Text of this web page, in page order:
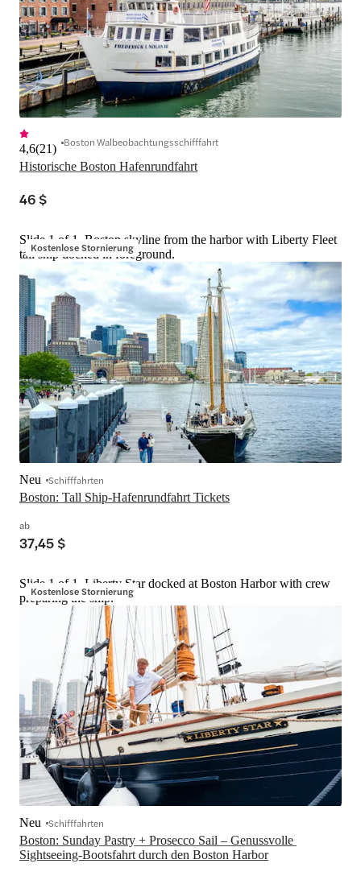
Historische Boston Hafenrundfahrt
4,6(21) Boston Walbeobachtungsschifffahrt
46 $
Kostenlose Stornierung
Slide 1 of 1, Boston skyline from the harbor with Liberty Fleet
tall ship docked in foreground.
Boston: Tall Ship-Hafenrundfahrt Tickets
Neu Schifffahrten
ab
37,45 $
Kostenlose Stornierung
Slide 1 of 1, Liberty Star docked at Boston Harbor with crew
preparing the ship.
Boston: Sunday Pastry + Prosecco Sail – Genussvolle
Sightseeing-Bootsfahrt durch den Boston Harbor
Neu Schifffahrten